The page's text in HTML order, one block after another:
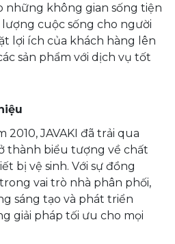
những không gian sống tiện
cuộc sống cho người
lợi ích của khách hàng lên
sản phẩm với dịch vụ tốt
JAVAKI đã trải qua
thành biểu tượng về chất
bị vệ sinh. Với sự đồng
trong vai trò nhà phân phối,
sáng tạo và phát triển
giải pháp tối ưu cho mọi